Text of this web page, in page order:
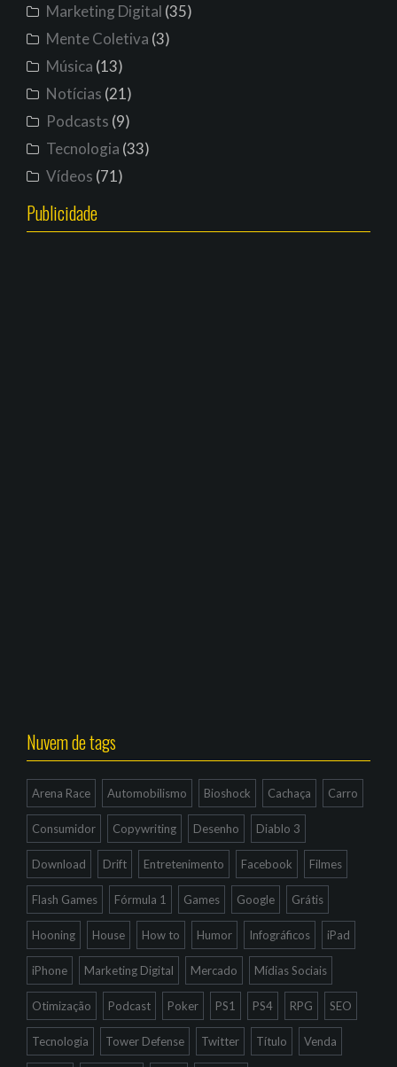
Marketing Digital (35)
Mente Coletiva (3)
Música (13)
Notícias (21)
Podcasts (9)
Tecnologia (33)
Vídeos (71)
Publicidade
Nuvem de tags
Arena Race Automobilismo Bioshock Cachaça Carro
Consumidor Copywriting Desenho Diablo 3
Download Drift Entretenimento Facebook Filmes
Flash Games Fórmula 1 Games Google Grátis
Hooning House How to Humor Infográficos iPad
iPhone Marketing Digital Mercado Mídias Sociais
Otimização Podcast Poker PS1 PS4 RPG SEO
Tecnologia Tower Defense Twitter Título Venda